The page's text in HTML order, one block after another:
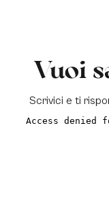
Vuoi
Scrivici e ti